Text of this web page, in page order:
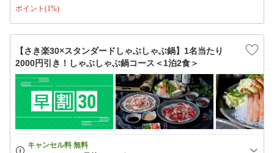
ポイント(1%)
【さき楽30×スタンダードしゃぶしゃぶ鍋】1名当たり
2000円引き！しゃぶしゃぶ鍋コース＜1泊2食＞